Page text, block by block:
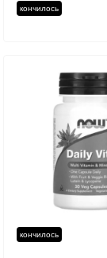
кончилось
кончилось